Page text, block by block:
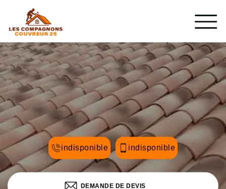
indisponible indisponible
DEMANDE DE DEVIS